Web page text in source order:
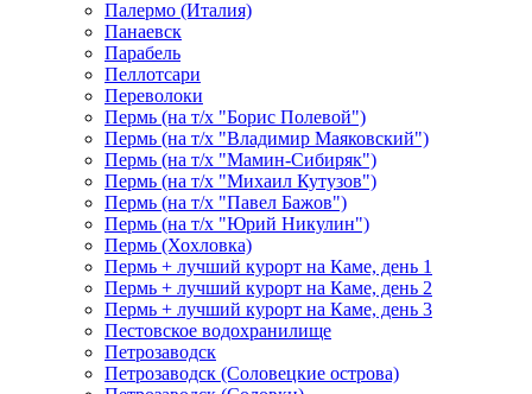
Палермо (Италия)
Панаевск
Парабель
Пеллотсари
Переволоки
Пермь (на т/х "Борис Полевой")
Пермь (на т/х "Владимир Маяковский")
Пермь (на т/х "Мамин-Сибиряк")
Пермь (на т/х "Михаил Кутузов")
Пермь (на т/х "Павел Бажов")
Пермь (на т/х "Юрий Никулин")
Пермь (Хохловка)
Пермь + лучший курорт на Каме, день 1
Пермь + лучший курорт на Каме, день 2
Пермь + лучший курорт на Каме, день 3
Пестовское водохранилище
Петрозаводск
Петрозаводск (Соловецкие острова)